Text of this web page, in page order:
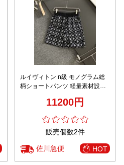
ルイヴィトン n級 モノグラム総
柄ショートパンツ 軽量素材設計
11200円
販売個数2件
佐川急便 HOT